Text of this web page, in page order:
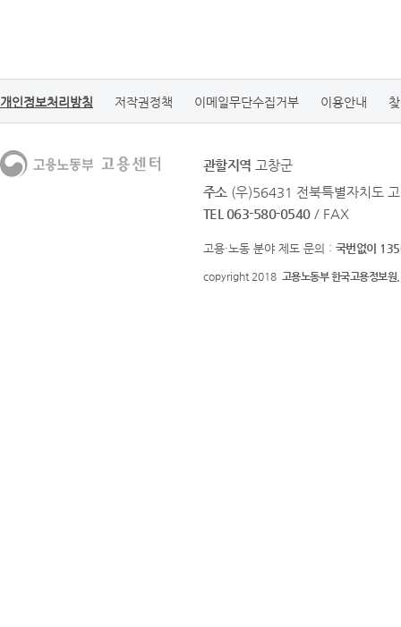
개인정보처리방침 저작권정책 이메일무단수집거부 이용안내
관할지역 고창군
주소 (우)56431 전북특별자치도
TEL 063-580-0540 / FAX
고용·노동 분야 제도 문의 : 국번없이
copyright 2018 고용노동부 한국고용정보원.